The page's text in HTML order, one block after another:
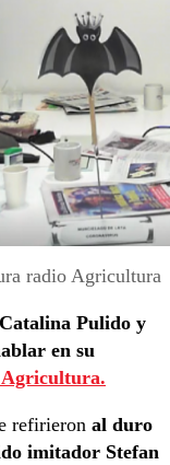
radio Agricultura
Pulido y
en su
refirieron al duro
imitador Stefan